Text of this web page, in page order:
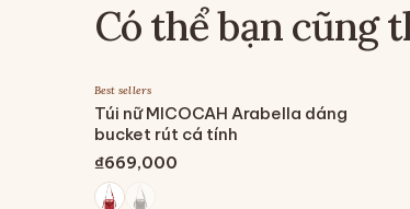
Có thể bạn cũng
Best sellers
Túi nữ MICOCAH Arabella dáng
bucket rút cá tính
₫669,000